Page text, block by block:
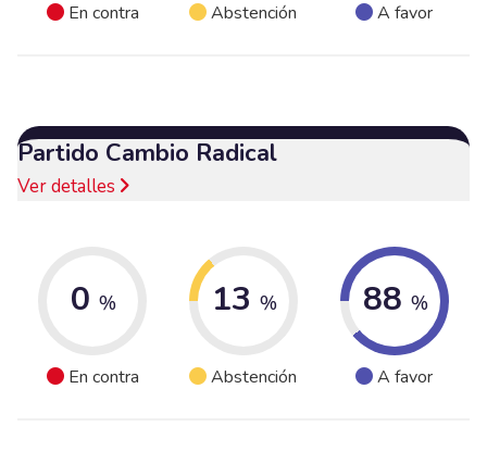
En contra Abstención A favor
Partido Cambio Radical
Ver detalles
0 %
En contra
13 %
Abstención
88 %
A favor